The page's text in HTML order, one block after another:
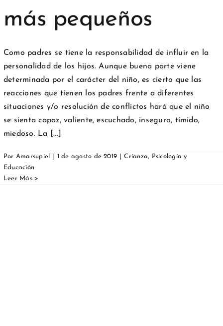
más pequeños
Como padres se tiene la responsabilidad de influir en la
personalidad de los hijos. Aunque buena parte viene
determinada por el carácter del niño, es cierto que las
reacciones que tienen los padres frente a diferentes
situaciones y/o resolución de conflictos hará que el niño
se sienta capaz, valiente, escuchado, inseguro, tímido,
miedoso. La [...]
Por Amarsupiel 1 de agosto de 2019 Crianza,
Psicología y
Educación